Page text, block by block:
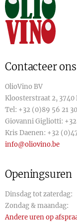
Contacteer ons
OlioVino BV
Kloosterstraat 2,
Tel: +32 (0)89 56 21 30
Giovanni Gigliotti:
Kris Daenen: +32
info@oliovino.be
Openingsuren
Dinsdag tot zaterdag:
Zondag & maandag:
Andere uren op